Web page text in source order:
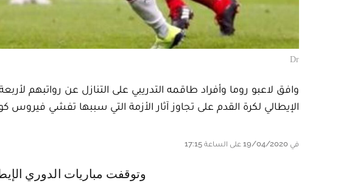
Dr
وافق لاعبو روما وأفراد طاقمه التدريبي على التنازل عن رواتبهم
الإيطالي لكرة القدم على تجاوز آثار الأزمة التي سببها تفشي فيروس
في 19/04/2020 على الساعة 17:15
وتوقفت مباريات الدوري الإيطالي منذ التاسع من مارس الماضي ولا يعرف بعد